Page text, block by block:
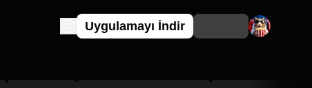
Uygulamayı İndir